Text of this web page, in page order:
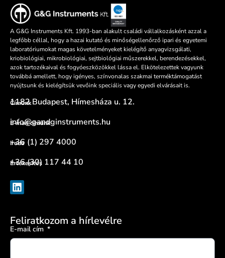
A G&G Instruments Kft. 1993-ban alakult családi vállalkozásként azzal a
legfőbb céllal, hogy a hazai kutató és minőségellenőrző ipari és egyetemi
laboratóriumokat magas követelményeket kielégítő anyagvizsgálati,
kriobiológiai, mikrobiológiai, sejtbiológiai műszerekkel, berendezésekkel,
azok tartozékaival és fogyóeszközökkel lássa el. Elkötelezettek vagyunk
továbbá amellett, hogy igényes, színvonalas szakmai terméktámogatást
nyújtsunk és kielégítsük vevőink speciális vagy egyedi elvárásait is.
Címünk
1182 Budapest, Hímesháza u. 12.
E-mail címünk
info@gandginstruments.hu
Iroda
+36 (1) 297 4000
Értékesítés
+36 (30) 117 44 10
Feliratkozom a hírlevélre
E-mail cím